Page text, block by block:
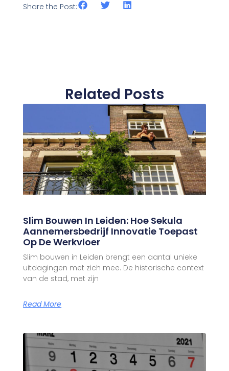
Share the Post:
Related Posts
Slim Bouwen In Leiden: Hoe Sekula
Aannemersbedrijf Innovatie Toepast
Op De Werkvloer
Slim bouwen in Leiden brengt een aantal unieke
uitdagingen met zich mee. De historische context
van de stad, met zijn
Read More